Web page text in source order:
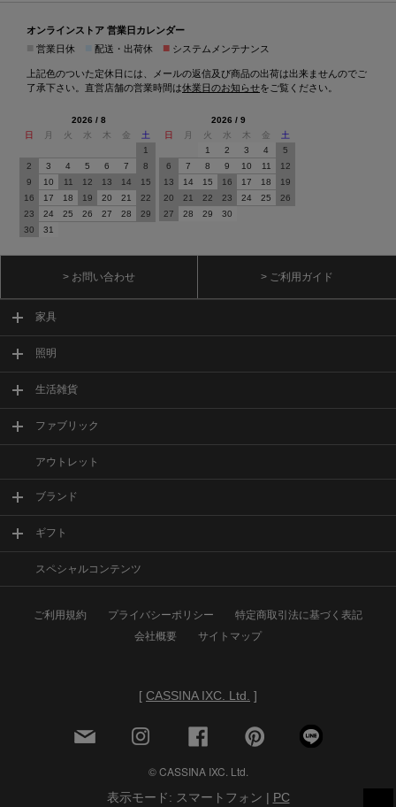
オンラインストア 営業日カレンダー
営業日休 配送・出荷休 ■ システムメンテナンス
上記色のついた定休日には、メールの返信及び商品の出荷は出来ませんのでご
了承下さい。直営店舗の営業時間は休業日のお知らせをご覧ください。
2026 / 8
日
月 火 水 木 金
土
1
2
3 4 5 6 7
8
9
10 11 12 13 14
15
16
17 18 19 20 21
22
23
24 25 26 27 28
29
30
31
2026 / 9
日
月 火 水 木 金
土
1
2 3 4
5
6
7 8 9 10 11
12
13
14 15 16 17 18
19
20
21 22 23 24 25
26
27
28 29 30
> お問い合わせ > ご利用ガイド
家具
照明
生活雑貨
ファブリック
アウトレット
ブランド
ギフト
スペシャルコンテンツ
ご利用規約 プライバシーポリシー
特定商取引法に基づく表記
会社概要
サイトマップ
[ CASSINA IXC. Ltd. ]
© CASSINA IXC. Ltd.
表示モード: スマートフォン | PC